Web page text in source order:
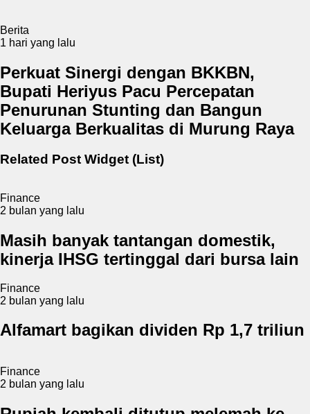
Berita
1 hari yang lalu
Perkuat Sinergi dengan BKKBN,
Bupati Heriyus Pacu Percepatan
Penurunan Stunting dan Bangun
Keluarga Berkualitas di Murung Raya
Related Post Widget (List)
Finance
2 bulan yang lalu
Masih banyak tantangan domestik,
kinerja IHSG tertinggal dari bursa lain
Finance
2 bulan yang lalu
Alfamart bagikan dividen Rp 1,7 triliun
Finance
2 bulan yang lalu